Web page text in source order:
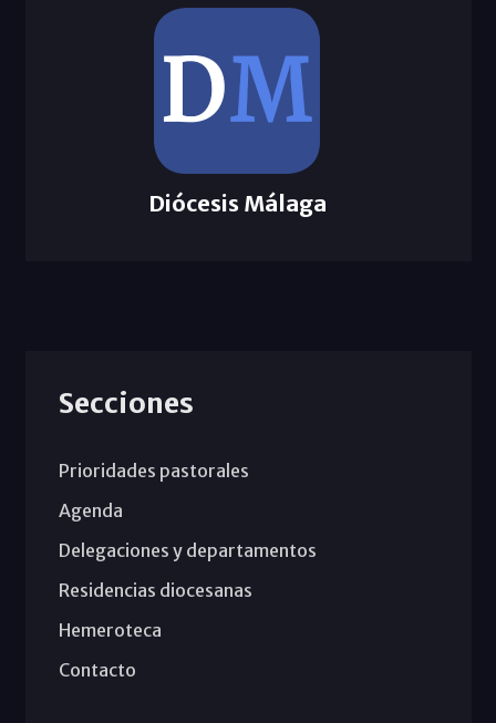
Diócesis Málaga
Secciones
Prioridades pastorales
Agenda
Delegaciones y departamentos
Residencias diocesanas
Hemeroteca
Contacto